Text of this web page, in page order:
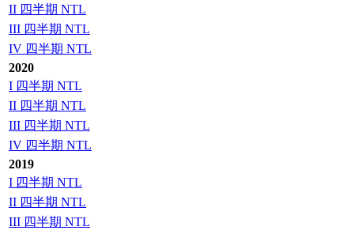
II 四半期 NTL
III 四半期 NTL
IV 四半期 NTL
2020
I 四半期 NTL
II 四半期 NTL
III 四半期 NTL
IV 四半期 NTL
2019
I 四半期 NTL
II 四半期 NTL
III 四半期 NTL